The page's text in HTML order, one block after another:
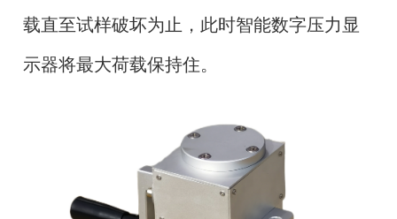
载直至试样破坏为止，此时智能数字压力显
示器将最大荷载保持住。